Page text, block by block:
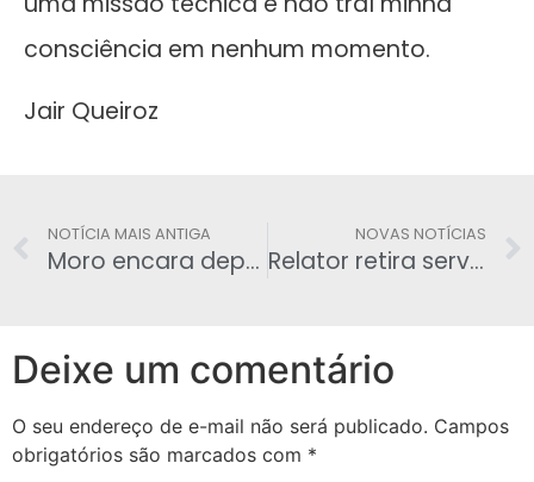
consciência em nenhum momento.
Jair Queiroz
NOTÍCIA MAIS ANTIGA
Moro encara deputados, ironiza provocações e se sai bem
NOVAS NOTÍCIAS
Relator retira servidores estaduais e municipais e mantém Idade mínima para policiais em 55 anos
Deixe um comentário
O seu endereço de e-mail não será publicado. Campos
obrigatórios são marcados com *